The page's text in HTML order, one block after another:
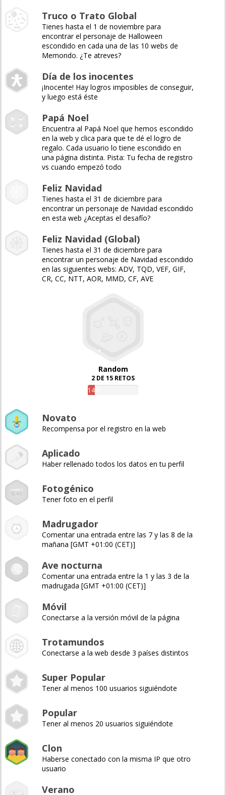
Truco o Trato Global
Tienes hasta el 1 de noviembre para
encontrar el personaje de Halloween
escondido en cada una de las 10 webs de
Memondo. ¿Te atreves?
Día de los inocentes
¡Inocente! Hay logros imposibles de conseguir,
y luego está éste
Papá Noel
Encuentra al Papá Noel que hemos escondido
en la web y clica para que te dé el logro de
regalo. Cada usuario lo tiene escondido en
una página distinta. Pista: Tu fecha de registro
vs cuando empezó todo
Feliz Navidad
Tienes hasta el 31 de diciembre para
encontrar un personaje de Navidad escondido
en esta web ¿Aceptas el desafío?
Feliz Navidad (Global)
Tienes hasta el 31 de diciembre para
encontrar un personaje de Navidad escondido
en las siguientes webs: ADV, TQD, VEF, GIF,
CR, CC, NTT, AOR, MMD, CF, AVE
Random
2 DE 15 RETOS
14%
Novato
Recompensa por el registro en la web
Aplicado
Haber rellenado todos los datos en tu perfil
Fotogénico
Tener foto en el perfil
Madrugador
Comentar una entrada entre las 7 y las 8 de la
mañana [GMT +01:00 (CET)]
Ave nocturna
Comentar una entrada entre la 1 y las 3 de la
madrugada [GMT +01:00 (CET)]
Móvil
Conectarse a la versión móvil de la página
Trotamundos
Conectarse a la web desde 3 países distintos
Super Popular
Tener al menos 100 usuarios siguiéndote
Popular
Tener al menos 20 usuarios siguiéndote
Clon
Haberse conectado con la misma IP que otro
usuario
Verano